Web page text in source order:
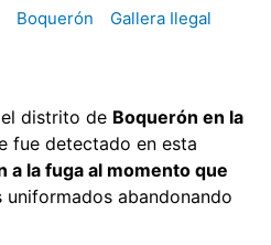
Boquerón
Gallera Ilegal
distrito de Boquerón en la
fue detectado en esta
a la fuga al momento que
uniformados abandonando